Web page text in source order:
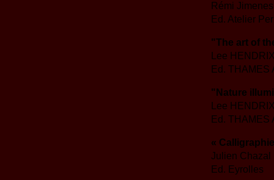
Rémi Jimenes
Ed. Atelier
"The art of
Lee
Ed. THAMES
"Nature
Lee
Ed. THAMES
«
Julien Chazal
Ed. Eyrolles